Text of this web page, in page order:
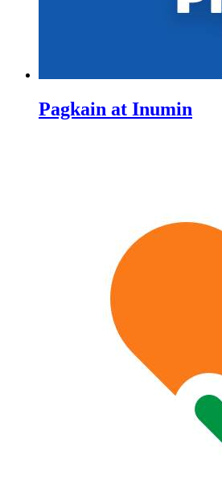
Pagkain at Inumin